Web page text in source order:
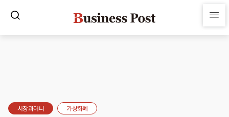
시장과머니 가상화폐